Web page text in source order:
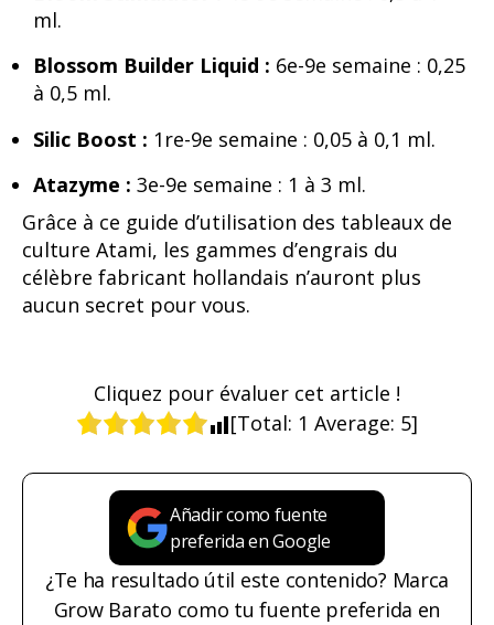
ml.
Blossom Builder Liquid : 6e-9e semaine : 0,25
à 0,5 ml.
Silic Boost : 1re-9e semaine : 0,05 à 0,1 ml.
Atazyme : 3e-9e semaine : 1 à 3 ml.
Grâce à ce guide d’utilisation des tableaux de
culture Atami, les gammes d’engrais du
célèbre fabricant hollandais n’auront plus
aucun secret pour vous.
Cliquez pour évaluer cet article !
[Total: 1 Average: 5]
Añadir como fuente
preferida en Google
¿Te ha resultado útil este contenido? Marca
Grow Barato como tu fuente preferida en